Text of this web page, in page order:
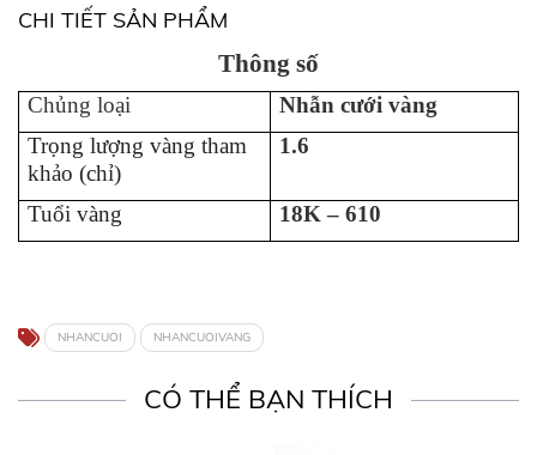
CHI TIẾT SẢN PHẨM
Thông số
Chủng loại
Nhẫn cưới vàng
Trọng lượng vàng tham
khảo (chỉ)
1.6
Tuổi vàng 18K – 610
NHANCUOI NHANCUOIVANG
CÓ THỂ BẠN THÍCH